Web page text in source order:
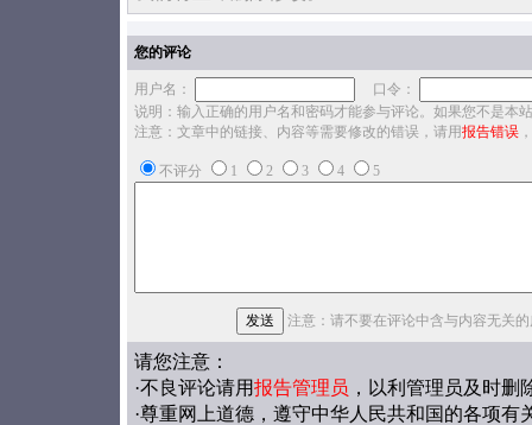
您的评论
用户名：
口令：
说明：输入正确的用户名和密码才能参与评论。如果您不是本
注意：文章中的链接、内容等需要修改的错误，请用报告错误
不评分 1 2 3 4 5
注意：请不要在评论中含与内容无关
请您注意：
·不良评论请用报告管理员 ，以利管理员及时删
·尊重网上道德，遵守中华人民共和国的各项有